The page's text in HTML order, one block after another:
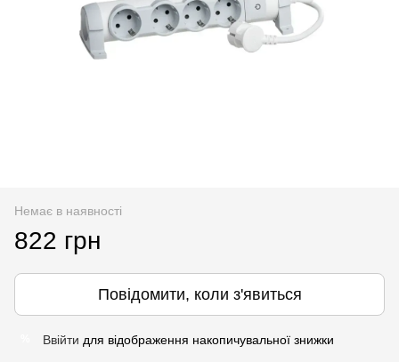
Немає в наявності
822 грн
Повідомити, коли з'явиться
Ввійти для відображення накопичувальної знижки